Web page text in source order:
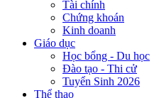
Tài chính
Chứng khoán
Kinh doanh
Giáo dục
Học bổng - Du học
Đào tạo - Thi cử
Tuyển Sinh 2026
Thể thao